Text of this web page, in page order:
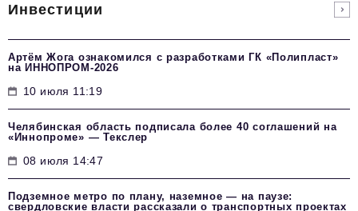
Инвестиции
Артём Жога ознакомился с разработками ГК «Полипласт»
на ИННОПРОМ-2026
10 июля 11:19
Челябинская область подписала более 40 соглашений на
«Иннопроме» — Текслер
08 июля 14:47
Подземное метро по плану, наземное — на паузе:
свердловские власти рассказали о транспортных проектах